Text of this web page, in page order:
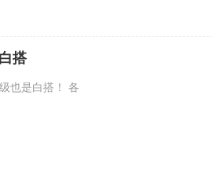
搭
也是白搭！ 各